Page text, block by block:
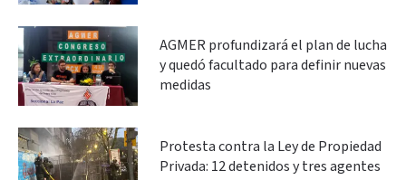
AGMER profundizará el plan de lucha
y quedó facultado para definir nuevas
medidas
Protesta contra la Ley de Propiedad
Privada: 12 detenidos y tres agentes